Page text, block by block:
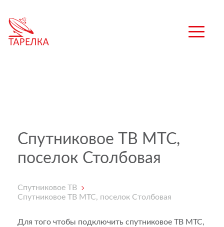
Спутниковое ТВ МТС,
поселок Столбовая
Спутниковое ТВ
Спутниковое ТВ МТС, поселок Столбовая
Для того чтобы подключить спутниковое ТВ МТС,